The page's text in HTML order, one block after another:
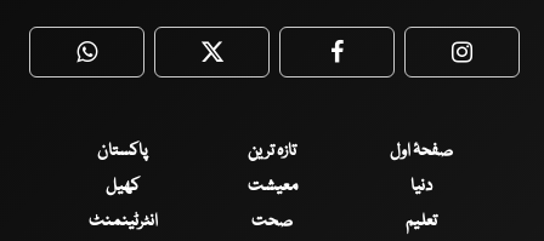
WhatsApp Twitter Facebook
صفحۂ اول تازہ ترین
پاکستان
دنیا
معیشت
کھیل
تعلیم
صحت
انٹرٹینمنٹ